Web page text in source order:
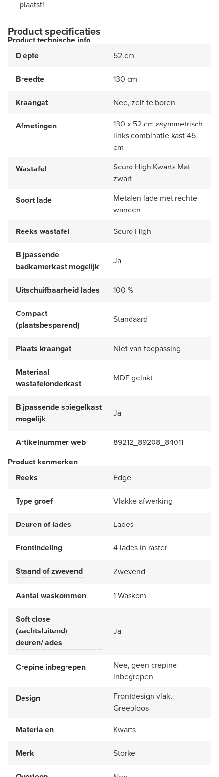
plaatst!
Product specificaties
Product technische info
Diepte
52 cm
Breedte 130 cm
Kraangat Nee, zelf te boren
Afmetingen
130 x 52 cm asymmetrisch
links combinatie kast 45
cm
Wastafel
Scuro High Kwarts Mat
zwart
Soort lade
Metalen lade met rechte
wanden
Reeks wastafel
Scuro High
Bijpassende
badkamerkast mogelijk
Ja
Uitschuifbaarheid lades 100 %
Compact
(plaatsbesparend)
Standaard
Plaats kraangat Niet van toepassing
Materiaal
wastafelonderkast
MDF gelakt
Bijpassende spiegelkast
mogelijk
Ja
Artikelnummer web
89212_89208_84011
Product kenmerken
Reeks
Edge
Type groef Vlakke afwerking
Deuren of lades Lades
Frontindeling 4 lades in raster
Staand of zwevend Zwevend
Aantal waskommen 1 Waskom
Soft close
(zachtsluitend)
deuren/lades
Ja
Crepine inbegrepen
Nee, geen crepine
inbegrepen
Design
Frontdesign vlak,
Greeploos
Materialen
Kwarts
Merk Storke